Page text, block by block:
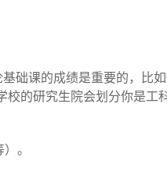
础课的成绩是重要的，比
的研究生院会划分你是
。